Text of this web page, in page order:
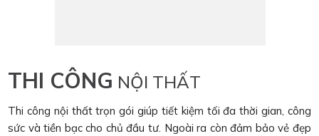
THI CÔNG NỘI THẤT
Thi công nội thất trọn gói giúp tiết kiệm tối đa thời gian, công
sức và tiền bạc cho chủ đầu tư. Ngoài ra còn đảm bảo vẻ đẹp